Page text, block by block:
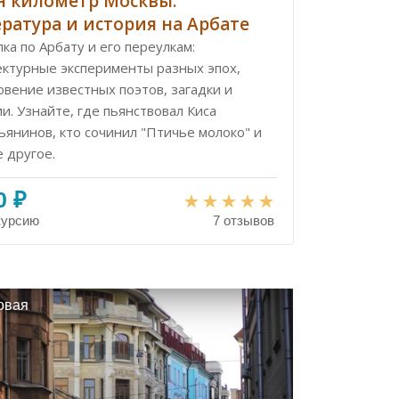
и история на Арбате
по Арбату и его переулкам:
эксперименты разных эпох,
известных поэтов, загадки и
Узнайте, где пьянствовал Киса
кто сочинил "Птичье молоко" и
другое.
₽
7 отзывов